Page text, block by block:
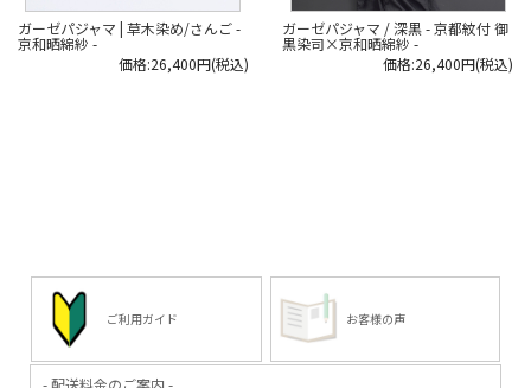
ガーゼパジャマ | 草木染め/さんご -
京和晒綿紗 -
価格:26,400円(税込)
ガーゼパジャマ / 深黒 - 京都紋付 御
黒染司×京和晒綿紗 -
価格:26,400円(税込)
ご利用ガイド お客様の声
- 配送料金のご案内 -